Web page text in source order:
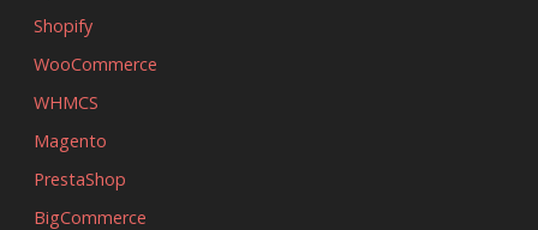
Shopify
WooCommerce
WHMCS
Magento
PrestaShop
BigCommerce